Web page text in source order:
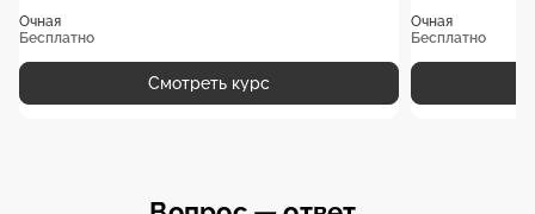
Очная
Бесплатно
Смотреть курс
Очная
Бесплатно